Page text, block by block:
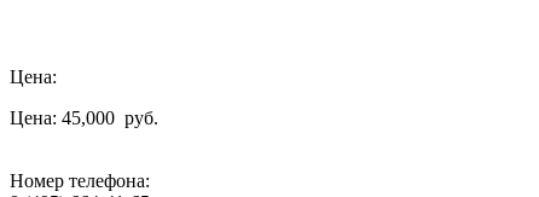
Цена:
Цена: 45,000 руб.
Номер телефона: